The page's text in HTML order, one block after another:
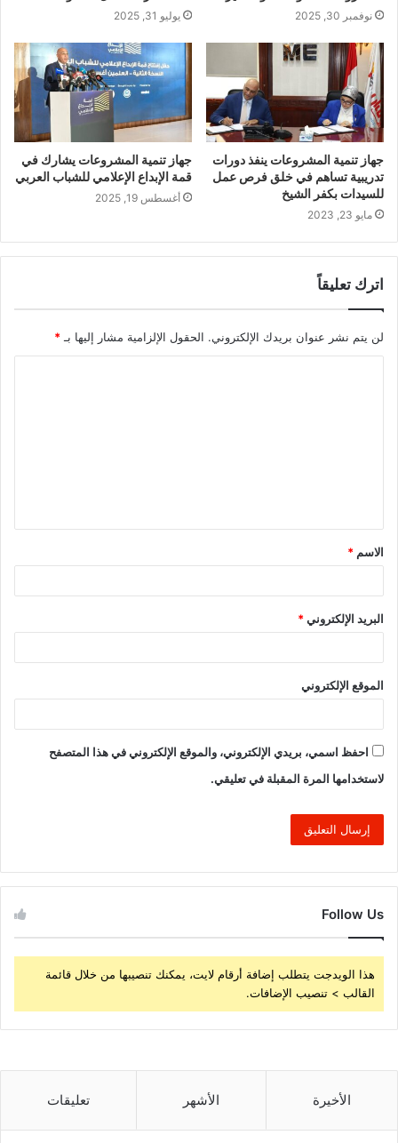
نوفمبر 30, 2025 يوليو 31, 2025
جهاز تنمية المشروعات ينفذ دورات
تدريبية تساهم في خلق فرص عمل
للسيدات بكفر الشيخ
مايو 23, 2023
جهاز تنمية المشروعات يشارك في
قمة الإبداع الإعلامي للشباب العربي
أغسطس 19, 2025
اترك تعليقاً
لن يتم نشر عنوان بريدك الإلكتروني. الحقول الإلزامية مشار إليها بـ*
ق
*
الاسم *
البريد الإلكتروني*
الموقع الإلكتروني
احفظ اسمي، بريدي الإلكتروني، والموقع الإلكتروني في هذا المتصفح
لاستخدامها المرة المقبلة في تعليقي.
Follow Us
هذا الويدجت يتطلب إضافة أرقام لايت، يمكنك تنصيبها من خلال قائمة
القالب > تنصيب الإضافات.
الأخيرة الأشهر تعليقات